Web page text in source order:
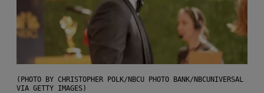
(PHOTO BY CHRISTOPHER POLK/NBCU PHOTO BANK/NBCUNIVERSAL
VIA GETTY IMAGES)